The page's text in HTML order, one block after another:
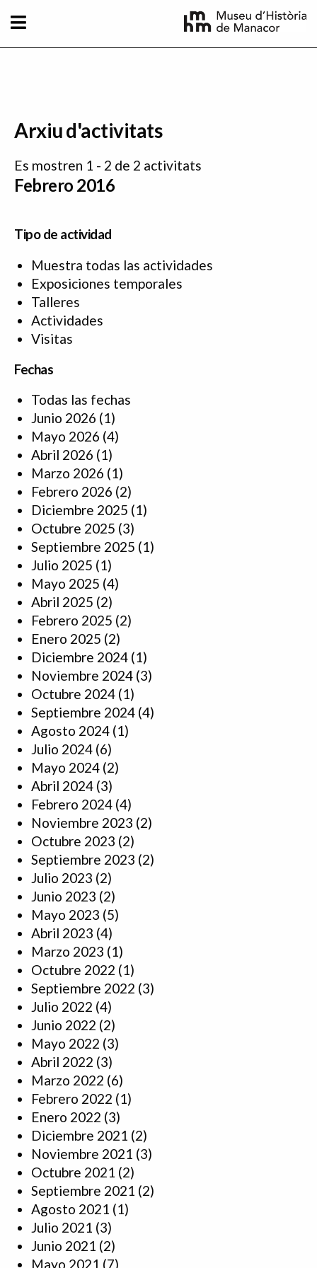
Arxiu d'activitats
Es mostren 1 - 2 de 2 activitats
Febrero 2016
Tipo de actividad
Muestra todas las actividades
Exposiciones temporales
Talleres
Actividades
Visitas
Fechas
Todas las fechas
Junio 2026 (1)
Mayo 2026 (4)
Abril 2026 (1)
Marzo 2026 (1)
Febrero 2026 (2)
Diciembre 2025 (1)
Octubre 2025 (3)
Septiembre 2025 (1)
Julio 2025 (1)
Mayo 2025 (4)
Abril 2025 (2)
Febrero 2025 (2)
Enero 2025 (2)
Diciembre 2024 (1)
Noviembre 2024 (3)
Octubre 2024 (1)
Septiembre 2024 (4)
Agosto 2024 (1)
Julio 2024 (6)
Mayo 2024 (2)
Abril 2024 (3)
Febrero 2024 (4)
Noviembre 2023 (2)
Octubre 2023 (2)
Septiembre 2023 (2)
Julio 2023 (2)
Junio 2023 (2)
Mayo 2023 (5)
Abril 2023 (4)
Marzo 2023 (1)
Octubre 2022 (1)
Septiembre 2022 (3)
Julio 2022 (4)
Junio 2022 (2)
Mayo 2022 (3)
Abril 2022 (3)
Marzo 2022 (6)
Febrero 2022 (1)
Enero 2022 (3)
Diciembre 2021 (2)
Noviembre 2021 (3)
Octubre 2021 (2)
Septiembre 2021 (2)
Agosto 2021 (1)
Julio 2021 (3)
Junio 2021 (2)
Mayo 2021 (7)